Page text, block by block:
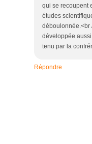
qui se recoupent
études
déboulonnée.<br
développée
tenu par la
Répondre